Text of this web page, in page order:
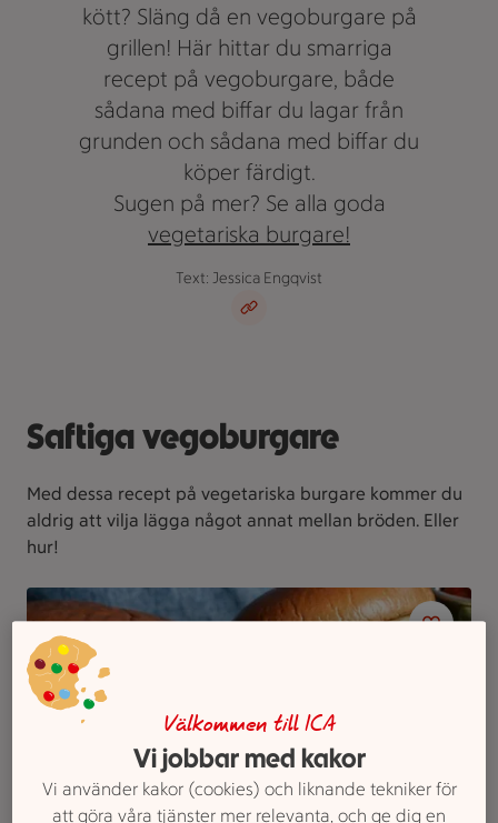
kött? Släng då en vegoburgare på
grillen! Här hittar du smarriga
recept på vegoburgare, både
sådana med biffar du lagar från
grunden och sådana med biffar du
köper färdigt.
Sugen på mer? Se alla goda
vegetariska burgare!
Text: Jessica Engqvist
Saftiga vegoburgare
Med dessa recept på vegetariska burgare kommer du
aldrig att vilja lägga något annat mellan bröden. Eller
hur!
Välkommen till ICA
Vi jobbar med kakor
Vi använder kakor (cookies) och liknande tekniker för
att göra våra tjänster mer relevanta, och ge dig en